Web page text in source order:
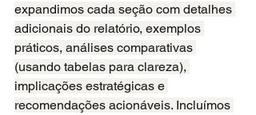
expandimos cada seção com detalhes
adicionais do relatório, exemplos
práticos, análises comparativas
(usando tabelas para clareza),
implicações estratégicas e
recomendações acionáveis. Incluímos